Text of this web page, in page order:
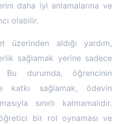
daha iyi anlamalarına ve
olabilir.
üzerinden aldığı yardım,
sağlamak yerine sadece
Bu durumda, öğrencinin
katkı sağlamak, ödevin
sınırlı kalmamalıdır.
öğretici bir rol oynaması ve